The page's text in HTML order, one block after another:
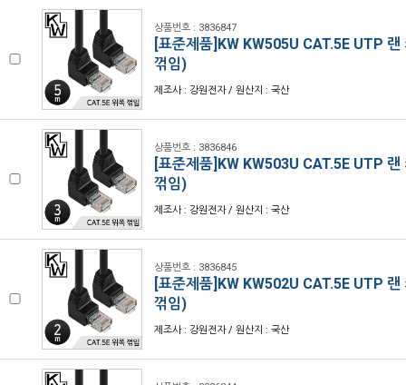
상품번호 : 3836847
[표준제품]KW KW505U CAT.5E UTP
꺾임)
제조사 : 강원전자 / 원산지 : 국산
상품번호 : 3836846
[표준제품]KW KW503U CAT.5E UTP
꺾임)
제조사 : 강원전자 / 원산지 : 국산
상품번호 : 3836845
[표준제품]KW KW502U CAT.5E UTP
꺾임)
제조사 : 강원전자 / 원산지 : 국산